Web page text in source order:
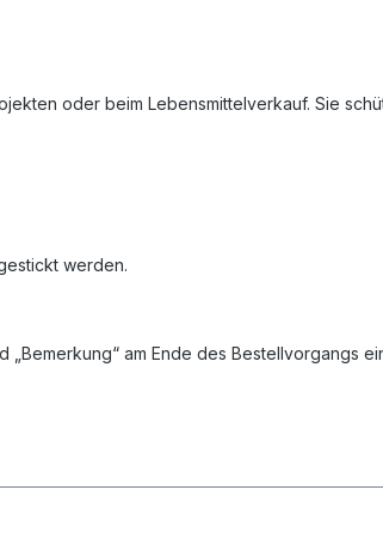
oder beim Lebensmittelverkauf. Sie
werden.
am Ende des Bestellvorgangs